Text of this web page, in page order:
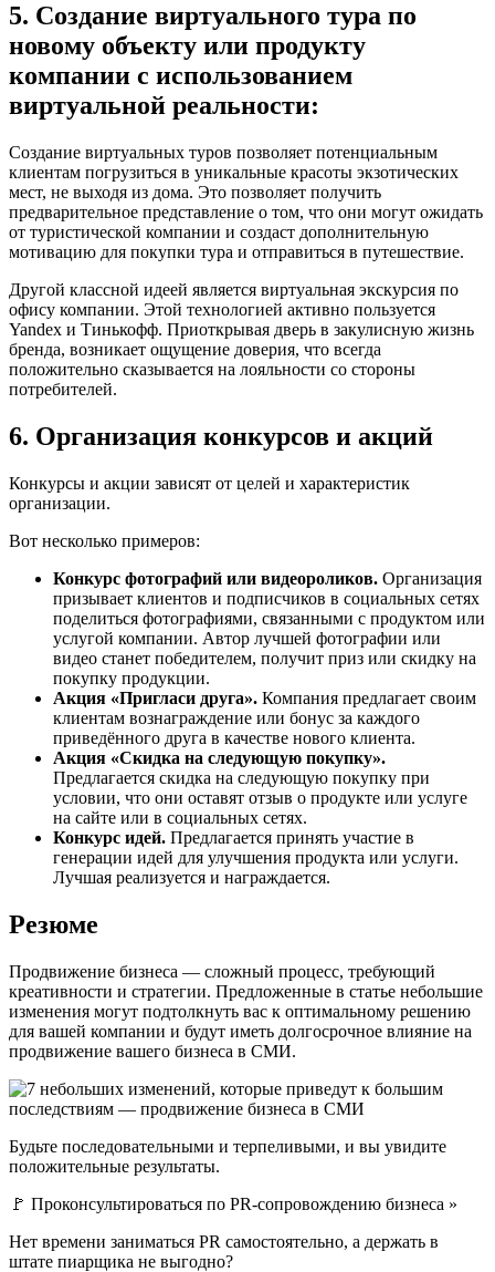
5. Создание виртуального тура по
новому объекту или продукту
компании с использованием
виртуальной реальности:
Создание виртуальных туров позволяет потенциальным
клиентам погрузиться в уникальные красоты экзотических
мест, не выходя из дома. Это позволяет получить
предварительное представление о том, что они могут ожидать
от туристической компании и создаст дополнительную
мотивацию для покупки тура и отправиться в путешествие.
Другой классной идеей является виртуальная экскурсия по
офису компании. Этой технологией активно пользуется
Yandex и Тинькофф. Приоткрывая дверь в закулисную жизнь
бренда, возникает ощущение доверия, что всегда
положительно сказывается на лояльности со стороны
потребителей.
6. Организация конкурсов и акций
Конкурсы и акции зависят от целей и характеристик
организации.
Вот несколько примеров:
Конкурс фотографий или видеороликов. Организация
призывает клиентов и подписчиков в социальных сетях
поделиться фотографиями, связанными с продуктом или
услугой компании. Автор лучшей фотографии или
видео станет победителем, получит приз или скидку на
покупку продукции.
Акция «Пригласи друга». Компания предлагает своим
клиентам вознаграждение или бонус за каждого
приведённого друга в качестве нового клиента.
Акция «Скидка на следующую покупку».
Предлагается скидка на следующую покупку при
условии, что они оставят отзыв о продукте или услуге
на сайте или в социальных сетях.
Конкурс идей. Предлагается принять участие в
генерации идей для улучшения продукта или услуги.
Лучшая реализуется и награждается.
Резюме
Продвижение бизнеса — сложный процесс, требующий
креативности и стратегии. Предложенные в статье небольшие
изменения могут подтолкнуть вас к оптимальному решению
для вашей компании и будут иметь долгосрочное влияние на
продвижение вашего бизнеса в СМИ.
Будьте последовательными и терпеливыми, и вы увидите
положительные результаты.
🚩 Проконсультироваться по PR-сопровождению бизнеса »
Нет времени заниматься PR самостоятельно, а держать в
штате пиарщика не выгодно?